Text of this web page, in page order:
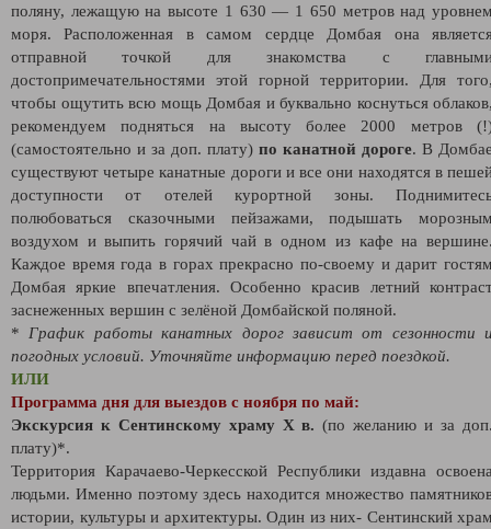
поляну, лежащую на высоте 1 630 — 1 650 метров над
моря. Расположенная в самом сердце Домбая она
отправной точкой для знакомства с
достопримечательностями этой горной территории. Для
чтобы ощутить всю мощь Домбая и буквально коснуться
рекомендуем подняться на высоту более 2000 метров
(самостоятельно и за доп. плату) по канатной дороге. В
существуют четыре канатные дороги и все они находятся в
доступности от отелей курортной зоны.
полюбоваться сказочными пейзажами, подышать
воздухом и выпить горячий чай в одном из кафе на
Каждое время года в горах прекрасно по-своему и дарит
Домбая яркие впечатления. Особенно красив летний
заснеженных вершин с зелёной Домбайской поляной.
* График работы канатных дорог зависит от сезонности
погодных условий. Уточняйте информацию перед поездкой.
ИЛИ
Программа дня для выездов с ноября по май:
Экскурсия к Сентинскому храму Х в. (по желанию и за
плату)*.
Территория Карачаево-Черкесской Республики издавна
людьми. Именно поэтому здесь находится множество
истории, культуры и архитектуры. Один из них- Сентинский